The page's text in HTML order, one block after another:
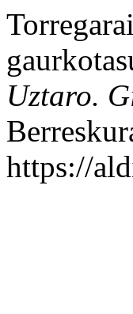
Uztaro.
https://